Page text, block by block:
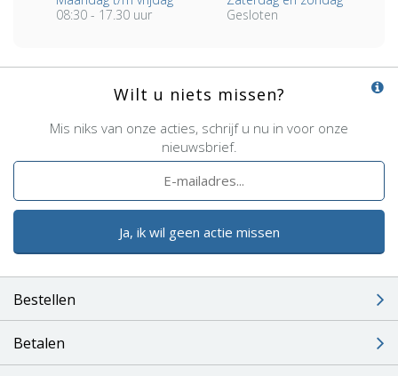
08:30 - 17.30 uur
Gesloten
Wilt u niets missen?
Mis niks van onze acties, schrijf u nu in voor onze
nieuwsbrief.
Ja, ik wil geen actie missen
Bestellen
Betalen